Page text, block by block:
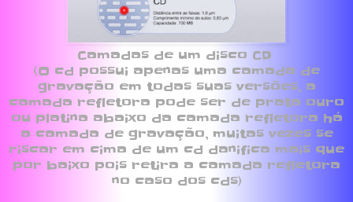
Camadas de um disco CD
(O cd possui apenas uma camada de
gravação em todas suas versões, a
camada refletora pode ser de prata ouro
ou platina abaixo da camada refletora há
a camada de gravação, muitas vezes se
riscar em cima de um cd danifica mais que
por baixo pois retira a camada refletora
no caso dos cds)